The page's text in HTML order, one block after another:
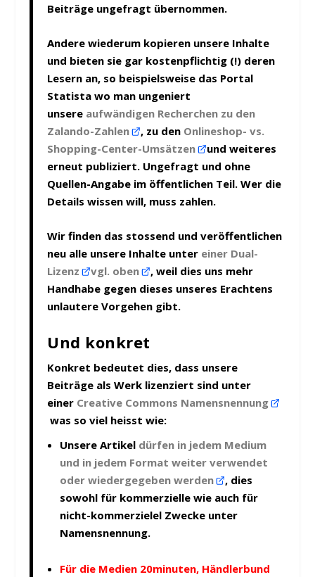
Beiträge ungefragt übernommen.
Andere wiederum kopieren unsere Inhalte
und bieten sie gar kostenpflichtig (!) deren
Lesern an, so beispielsweise das Portal
Statista wo man ungeniert
unsere aufwändigen Recherchen zu den
Zalando-Zahlen
, zu den Onlineshop- vs.
Shopping-Center-Umsätzen
und weiteres
erneut publiziert. Ungefragt und ohne
Quellen-Angabe im öffentlichen Teil. Wer die
Details wissen will, muss zahlen.
Wir finden das stossend und veröffentlichen
neu alle unsere Inhalte unter einer Dual-
Lizenz vgl. oben
, weil dies uns mehr
Handhabe gegen dieses unseres Erachtens
unlautere Vorgehen gibt.
Und konkret
Konkret bedeutet dies, dass unsere
Beiträge als Werk lizenziert sind unter
einer Creative Commons Namensnennung
was so viel heisst wie:
Unsere Artikel dürfen in jedem Medium
und in jedem Format weiter verwendet
oder wiedergegeben werden
, dies
sowohl für kommerzielle wie auch für
nicht-kommerzielel Zwecke unter
Namensnennung.
Für die Medien 20minuten, Händlerbund